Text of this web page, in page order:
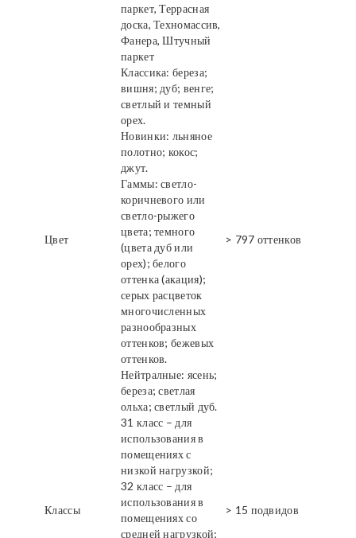
паркет, Террасная
доска, Техномассив,
Фанера, Штучный
паркет
Цвет
Классика: береза;
вишня; дуб; венге;
светлый и темный
орех.
Новинки: льняное
полотно; кокос;
джут.
Гаммы: светло-
коричневого или
светло-рыжего
цвета; темного
(цвета дуб или
орех); белого
оттенка (акация);
серых расцветок
многочисленных
разнообразных
оттенков; бежевых
оттенков.
Нейтралные: ясень;
береза; светлая
ольха; светлый дуб.
> 797 оттенков
Классы
31 класс – для
использования в
помещениях с
низкой нагрузкой;
32 класс – для
использования в
помещениях со
средней нагрузкой;
> 15 подвидов